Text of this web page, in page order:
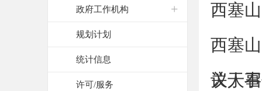
政府工作机构
规划计划
统计信息
许可/服务
西塞
西塞
议人
关于